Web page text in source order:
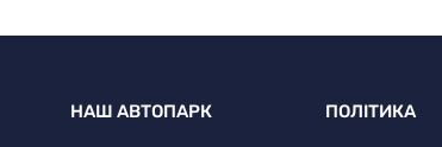
НАШ АВТОПАРК ПОЛІТИКА